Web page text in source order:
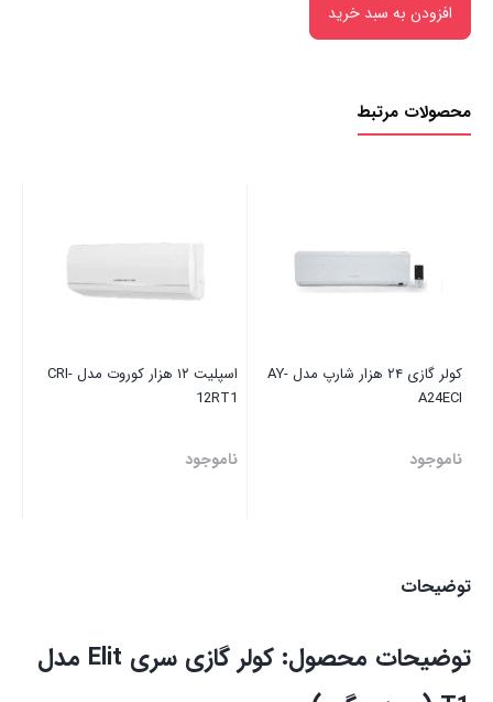
افزودن به سبد خرید
محصولات مرتبط
کولر گازی ۲۴ هزار شارپ مدل AY-
A24ECI
ناموجود
اسپلیت ۱۲ هزار کوروت مدل CRI-
12RT1
ناموجود
توضیحات
توضیحات محصول: کولر گازی سری Elit مدل